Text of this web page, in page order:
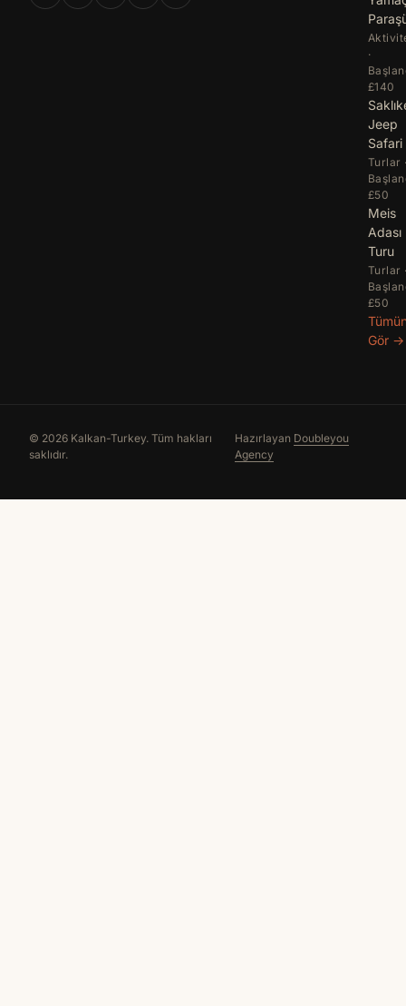
·
£140
Jeep
Safari
Turlar
£50
Meis
Adası
Turu
Turlar
£50
Gör →
© 2026 Kalkan-Turkey. Tüm hakları
saklıdır.
Hazırlayan Doubleyou
Agency